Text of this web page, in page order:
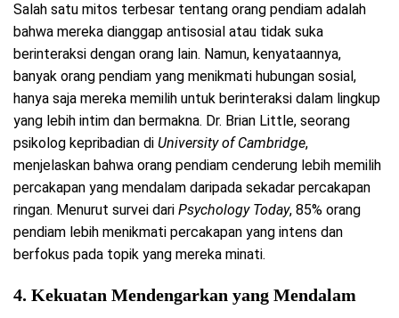
Salah satu mitos terbesar tentang orang pendiam adalah
bahwa mereka dianggap antisosial atau tidak suka
berinteraksi dengan orang lain. Namun, kenyataannya,
banyak orang pendiam yang menikmati hubungan sosial,
hanya saja mereka memilih untuk berinteraksi dalam lingkup
yang lebih intim dan bermakna. Dr. Brian Little, seorang
psikolog kepribadian di University of Cambridge,
menjelaskan bahwa orang pendiam cenderung lebih memilih
percakapan yang mendalam daripada sekadar percakapan
ringan. Menurut survei dari Psychology Today, 85% orang
pendiam lebih menikmati percakapan yang intens dan
berfokus pada topik yang mereka minati.
4. Kekuatan Mendengarkan yang Mendalam